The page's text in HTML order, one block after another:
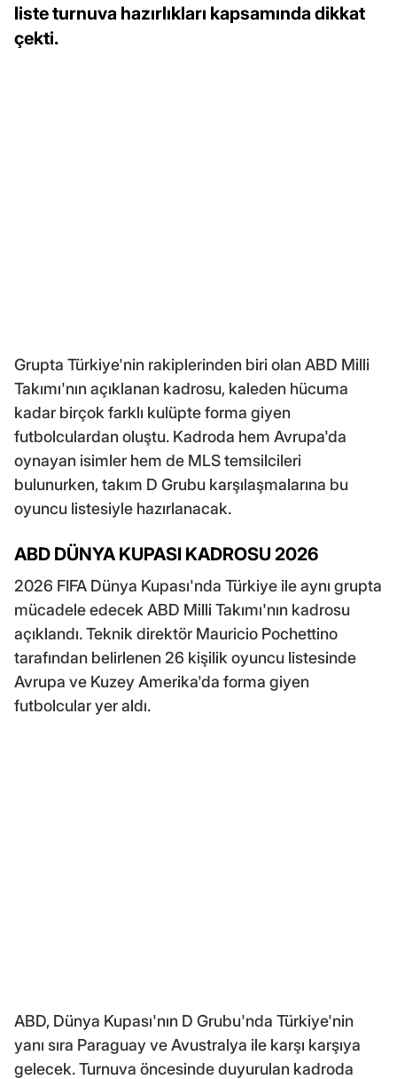
liste turnuva hazırlıkları kapsamında dikkat
çekti.
Grupta Türkiye'nin rakiplerinden biri olan ABD Milli
Takımı'nın açıklanan kadrosu, kaleden hücuma
kadar birçok farklı kulüpte forma giyen
futbolculardan oluştu. Kadroda hem Avrupa'da
oynayan isimler hem de MLS temsilcileri
bulunurken, takım D Grubu karşılaşmalarına bu
oyuncu listesiyle hazırlanacak.
ABD DÜNYA KUPASI KADROSU 2026
2026 FIFA Dünya Kupası'nda Türkiye ile aynı grupta
mücadele edecek ABD Milli Takımı'nın kadrosu
açıklandı. Teknik direktör Mauricio Pochettino
tarafından belirlenen 26 kişilik oyuncu listesinde
Avrupa ve Kuzey Amerika'da forma giyen
futbolcular yer aldı.
ABD, Dünya Kupası'nın D Grubu'nda Türkiye'nin
yanı sıra Paraguay ve Avustralya ile karşı karşıya
gelecek. Turnuva öncesinde duyurulan kadroda